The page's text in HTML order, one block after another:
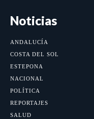
Noticias
ANDALUCÍA
COSTA DEL SOL
ESTEPONA
NACIONAL
POLÍTICA
REPORTAJES
SALUD